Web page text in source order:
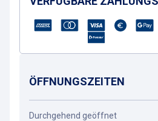
ÖFFNUNGSZEITEN
Durchgehend geöffnet